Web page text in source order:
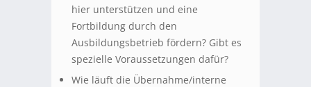
hier unterstützen und eine
Fortbildung durch den
Ausbildungsbetrieb fördern? Gibt es
spezielle Voraussetzungen dafür?
Wie läuft die Übernahme/interne